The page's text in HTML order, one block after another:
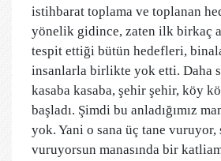
istihbarat toplama ve toplanan
yönelik gidince, zaten ilk birkaç
tespit ettiği bütün hedefleri,
insanlarla birlikte yok etti. Daha
kasaba kasaba, şehir şehir, köy
başladı. Şimdi bu anladığımız
yok. Yani o sana üç tane vuruyor,
vuruyorsun manasında bir